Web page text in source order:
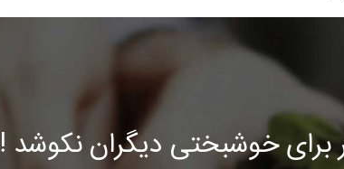
خوشبختی دیگران نکوشد !